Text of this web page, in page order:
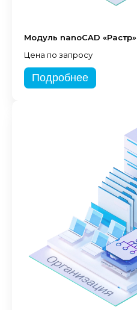
Модуль nanoCAD «Растр»
Цена по запросу
Подробнее